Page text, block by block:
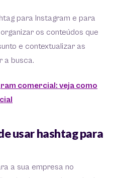
para Instagram e para
os conteúdos que
e contextualizar as
a busca.
comercial: veja como
usar hashtag para
a sua empresa no